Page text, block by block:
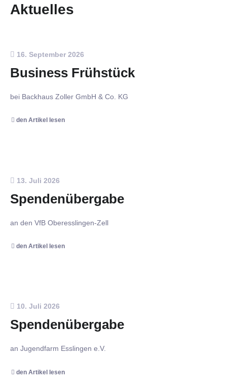
Aktuelles
16. September 2026
Business Frühstück
bei Backhaus Zoller GmbH & Co. KG
den Artikel lesen
13. Juli 2026
Spendenübergabe
an den VfB Oberesslingen-Zell
den Artikel lesen
10. Juli 2026
Spendenübergabe
an Jugendfarm Esslingen e.V.
den Artikel lesen